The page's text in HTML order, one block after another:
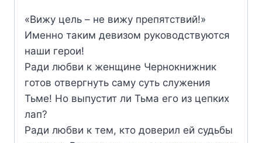
«Вижу цель – не вижу препятствий!»
Именно таким девизом руководствуются
наши герои!
Ради любви к женщине Чернокнижник
готов отвергнуть саму суть служения
Тьме! Но выпустит ли Тьма его из цепких
лап?
Ради любви к тем, кто доверил ей судьбы